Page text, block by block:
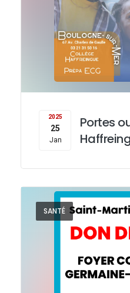
2025
25
Jan
Portes
SANTÉ